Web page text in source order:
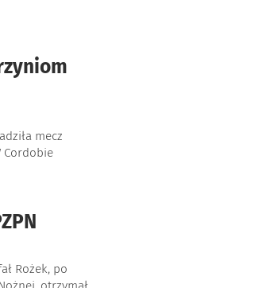
mecz
Cordobie
Rożek, po